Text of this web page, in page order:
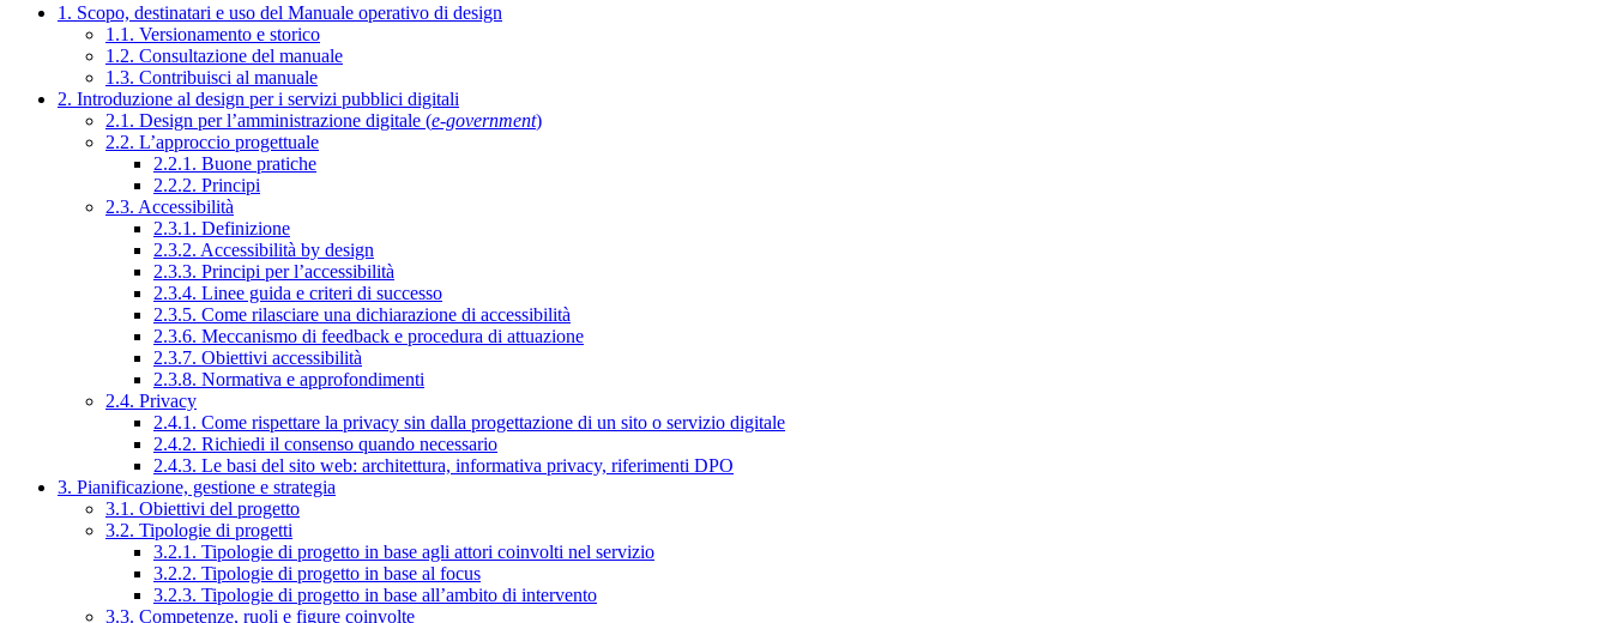
1. Scopo, destinatari e uso del Manuale operativo di design
1.1. Versionamento e storico
1.2. Consultazione del manuale
1.3. Contribuisci al manuale
2. Introduzione al design per i servizi pubblici digitali
2.1. Design per l’amministrazione digitale (e-government)
2.2. L’approccio progettuale
2.2.1. Buone pratiche
2.2.2. Principi
2.3. Accessibilità
2.3.1. Definizione
2.3.2. Accessibilità by design
2.3.3. Principi per l’accessibilità
2.3.4. Linee guida e criteri di successo
2.3.5. Come rilasciare una dichiarazione di accessibilità
2.3.6. Meccanismo di feedback e procedura di attuazione
2.3.7. Obiettivi accessibilità
2.3.8. Normativa e approfondimenti
2.4. Privacy
2.4.1. Come rispettare la privacy sin dalla progettazione di un sito o servizio digitale
2.4.2. Richiedi il consenso quando necessario
2.4.3. Le basi del sito web: architettura, informativa privacy, riferimenti DPO
3. Pianificazione, gestione e strategia
3.1. Obiettivi del progetto
3.2. Tipologie di progetti
3.2.1. Tipologie di progetto in base agli attori coinvolti nel servizio
3.2.2. Tipologie di progetto in base al focus
3.2.3. Tipologie di progetto in base all’ambito di intervento
3.3. Competenze, ruoli e figure coinvolte